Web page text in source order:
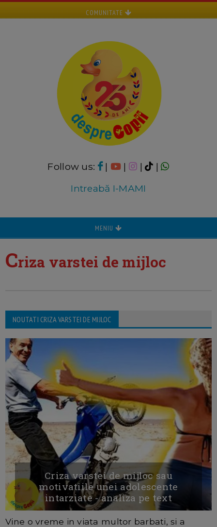
COMUNITATE
Follow us: | | |
|
Intreabă I-MAMI
MENIU
Criza varstei de mijloc
NOUTATI CRIZA VARSTEI DE MIJLOC
Criza varstei de mijloc sau
motivatiile unei adolescente
intarziate - analiza pe text
Vine o vreme in viata multor barbati, si a